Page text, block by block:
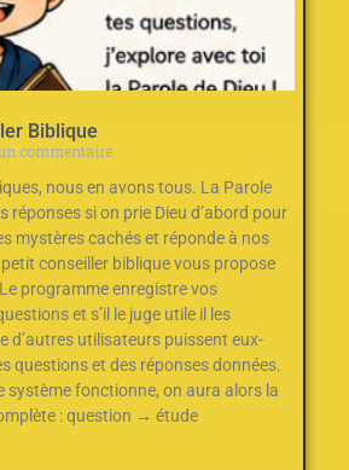
Biblique
commentaire
nous en avons tous. La Parole
réponses si on prie Dieu d’abord pour
mystères cachés et réponde à nos
conseiller biblique vous propose
programme enregistre vos
et s’il le juge utile il les
d’autres utilisateurs puissent eux-
questions et des réponses données.
système fonctionne, on aura alors la
: question → étude